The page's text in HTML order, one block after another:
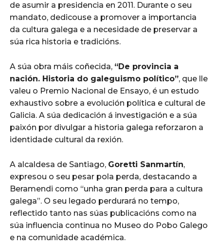
de asumir a presidencia en 2011. Durante o seu
mandato, dedicouse a promover a importancia
da cultura galega e a necesidade de preservar a
súa rica historia e tradicións.
A súa obra máis coñecida, “De provincia a
nación. Historia do galeguismo político”, que lle
valeu o Premio Nacional de Ensayo, é un estudo
exhaustivo sobre a evolución política e cultural de
Galicia. A súa dedicación á investigación e a súa
paixón por divulgar a historia galega reforzaron a
identidade cultural da rexión.
A alcaldesa de Santiago, Goretti Sanmartín,
expresou o seu pesar pola perda, destacando a
Beramendi como “unha gran perda para a cultura
galega”. O seu legado perdurará no tempo,
reflectido tanto nas súas publicacións como na
súa influencia continua no Museo do Pobo Galego
e na comunidade académica.